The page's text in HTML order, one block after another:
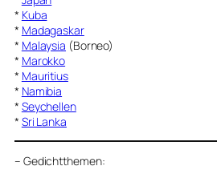
* Kuba
* Madagaskar
* Malaysia (Borneo)
* Marokko
* Mauritius
* Namibia
* Seychellen
* Sri Lanka
– Gedichtthemen: